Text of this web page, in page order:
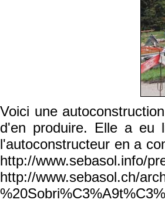
Voici une
d'en produire. Elle a eu
l'autoconstructeur en a
http://
http://www.sebasol.ch/